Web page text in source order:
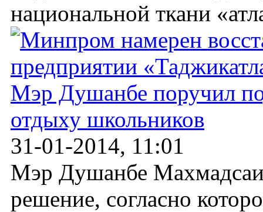
национальной ткани
Мэр Душанбе поручил
отдыху школьников
31-01-2014, 11:01
Мэр Душанбе
решение, согласно